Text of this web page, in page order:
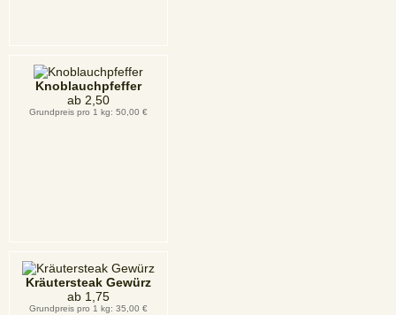
Knoblauchpfeffer
ab 2,50
Grundpreis pro 1 kg: 50,00 €
Kräutersteak Gewürz
ab 1,75
Grundpreis pro 1 kg: 35,00 €